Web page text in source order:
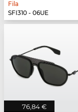
Fila
SFI310 - 06UE
76,84 €